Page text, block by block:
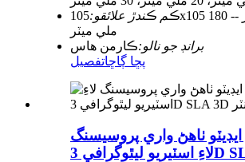
ڪم ڪندڙ علائقو:105x105 ملي ميٽر -- 180x180
ملي ميٽر
برانڊ جو نالو:ڪارمن هاس
پڇا ڳاڇاتفصيل
ٺاهڻ واري پروسيسنگ